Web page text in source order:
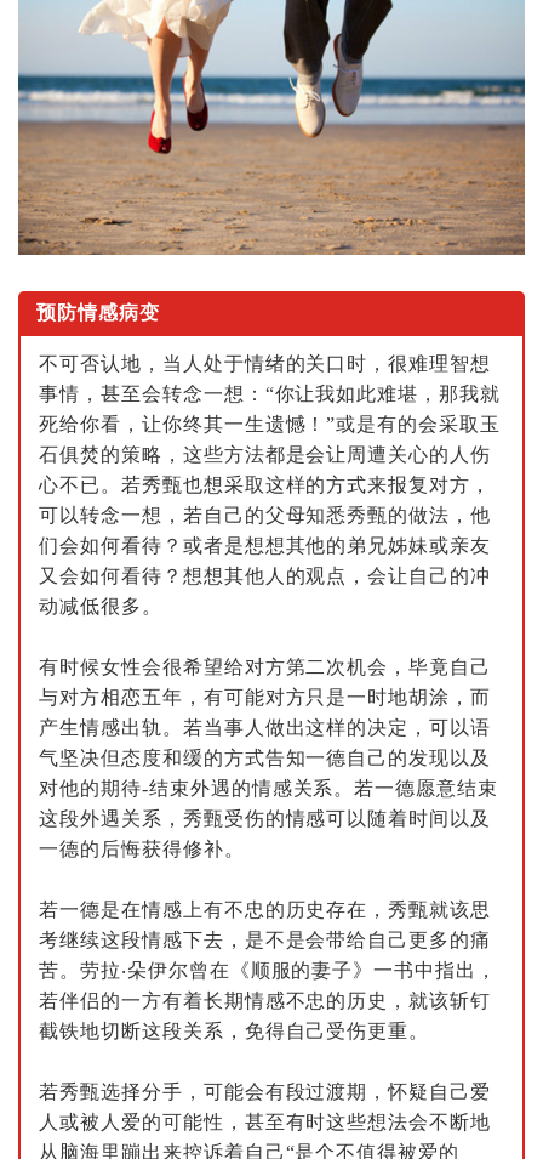
预防情感病变
不可否认地，当人处于情绪的关口时，很难理智想
事情，甚至会转念一想：“你让我如此难堪，那我就
死给你看，让你终其一生遗憾！”或是有的会采取玉
石俱焚的策略，这些方法都是会让周遭关心的人伤
心不已。若秀甄也想采取这样的方式来报复对方，
可以转念一想，若自己的父母知悉秀甄的做法，他
们会如何看待？或者是想想其他的弟兄姊妹或亲友
又会如何看待？想想其他人的观点，会让自己的冲
动减低很多。
有时候女性会很希望给对方第二次机会，毕竟自己
与对方相恋五年，有可能对方只是一时地胡涂，而
产生情感出轨。若当事人做出这样的决定，可以语
气坚决但态度和缓的方式告知一德自己的发现以及
对他的期待-结束外遇的情感关系。若一德愿意结束
这段外遇关系，秀甄受伤的情感可以随着时间以及
一德的后悔获得修补。
若一德是在情感上有不忠的历史存在，秀甄就该思
考继续这段情感下去，是不是会带给自己更多的痛
苦。劳拉‧朵伊尔曾在《顺服的妻子》一书中指出，
若伴侣的一方有着长期情感不忠的历史，就该斩钉
截铁地切断这段关系，免得自己受伤更重。
若秀甄选择分手，可能会有段过渡期，怀疑自己爱
人或被人爱的可能性，甚至有时这些想法会不断地
从脑海里蹦出来控诉着自己“是个不值得被爱的